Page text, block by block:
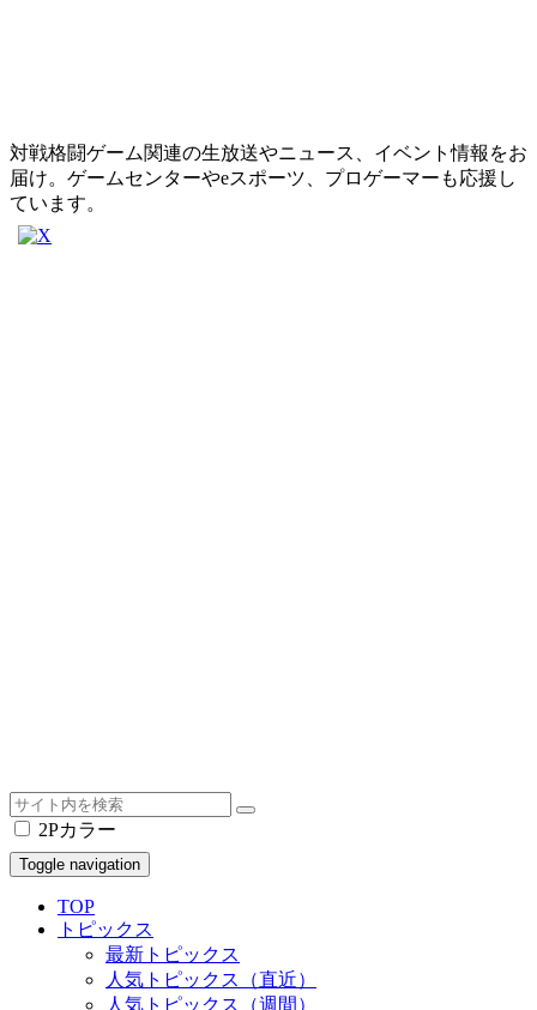
対戦格闘ゲーム関連の生放送やニュース、イベント情報をお
届け。ゲームセンターやeスポーツ、プロゲーマーも応援し
ています。
2Pカラー
Toggle navigation
TOP
トピックス
最新トピックス
人気トピックス（直近）
人気トピックス（週間）